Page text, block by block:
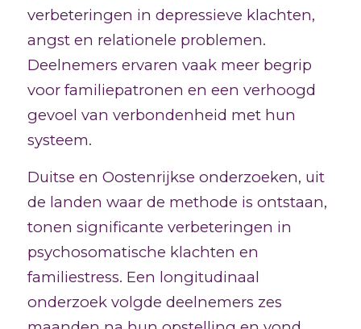
verbeteringen in depressieve klachten,
angst en relationele problemen.
Deelnemers ervaren vaak meer begrip
voor familiepatronen en een verhoogd
gevoel van verbondenheid met hun
systeem.
Duitse en Oostenrijkse onderzoeken, uit
de landen waar de methode is ontstaan,
tonen significante verbeteringen in
psychosomatische klachten en
familiestress. Een longitudinaal
onderzoek volgde deelnemers zes